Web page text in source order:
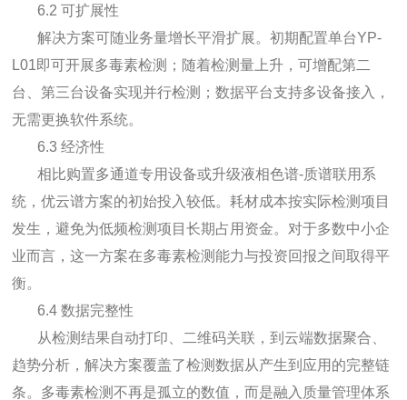
6.2 可扩展性
解决方案可随业务量增长平滑扩展。初期配置单台YP-
L01即可开展多毒素检测；随着检测量上升，可增配第二
台、第三台设备实现并行检测；数据平台支持多设备接入，
无需更换软件系统。
6.3 经济性
相比购置多通道专用设备或升级液相色谱-质谱联用系
统，优云谱方案的初始投入较低。耗材成本按实际检测项目
发生，避免为低频检测项目长期占用资金。对于多数中小企
业而言，这一方案在多毒素检测能力与投资回报之间取得平
衡。
6.4 数据完整性
从检测结果自动打印、二维码关联，到云端数据聚合、
趋势分析，解决方案覆盖了检测数据从产生到应用的完整链
条。多毒素检测不再是孤立的数值，而是融入质量管理体系